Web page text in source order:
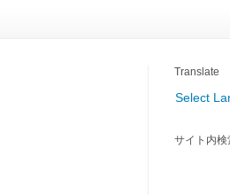
Translate
Select
サイト内検